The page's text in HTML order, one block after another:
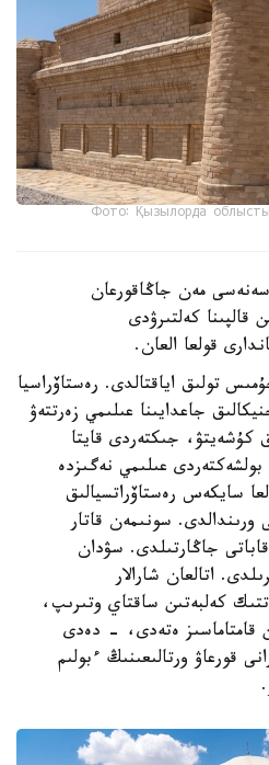
Фото: Қызылорда
مەن جاڭاقورعان
قالپىنا كەلتىرۋدى
قولعا العان.
تولىق اياقتالدى. رەستاۆراسيا
جاعدايىنا عىلىمي زەرتتەۋ
كۇشەيتۋ، جىكتەردى قايتا
عىلىمي نەگىزدە
سايكەس رەستاۆراتسيالىق
ورىندالدى. سونىمەن قاتار
جاڭارتىلدى. سۋدان
اتالعان شارالار
كەلبەتىن ساقتاي وتىرىپ،
قامتاماسىز ەتەدى، - دەدى
قورعاۋ ورتالىعىنىڭ ءبولىم